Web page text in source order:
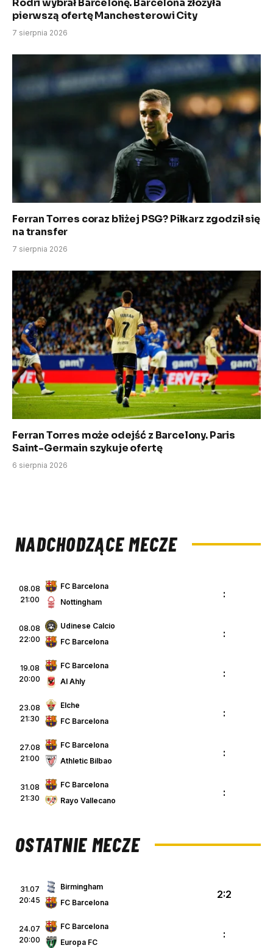
Rodri wybrał Barcelonę. Barcelona złożyła
pierwszą ofertę Manchesterowi City
7 sierpnia 2026
Ferran Torres coraz bliżej PSG? Piłkarz zgodził się
na transfer
7 sierpnia 2026
Ferran Torres może odejść z Barcelony. Paris
Saint-Germain szykuje ofertę
6 sierpnia 2026
NADCHODZĄCE MECZE
08.08
21:00
FC Barcelona
Nottingham
:
08.08
22:00
Udinese Calcio
FC Barcelona
:
19.08
20:00
FC Barcelona
Al Ahly
:
23.08
21:30
Elche
FC Barcelona
:
27.08
21:00
FC Barcelona
Athletic Bilbao
:
31.08
21:30
FC Barcelona
Rayo Vallecano
:
OSTATNIE MECZE
31.07
20:45
Birmingham
FC Barcelona
2:2
24.07
20:00
FC Barcelona
Europa FC
: